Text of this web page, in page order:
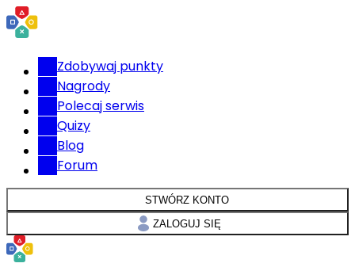
Zdobywaj punkty
Nagrody
Polecaj serwis
Quizy
Blog
Forum
STWÓRZ KONTO
ZALOGUJ SIĘ